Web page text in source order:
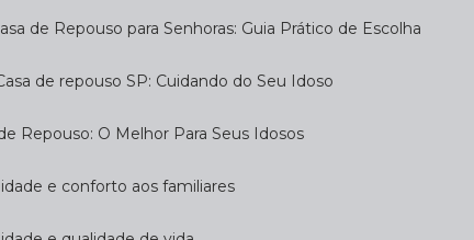
Casa de Repouso para Senhoras: Guia Prático de Escolha
Casa de repouso SP: Cuidando do Seu Idoso
de Repouso: O Melhor Para Seus Idosos
idade e conforto aos familiares